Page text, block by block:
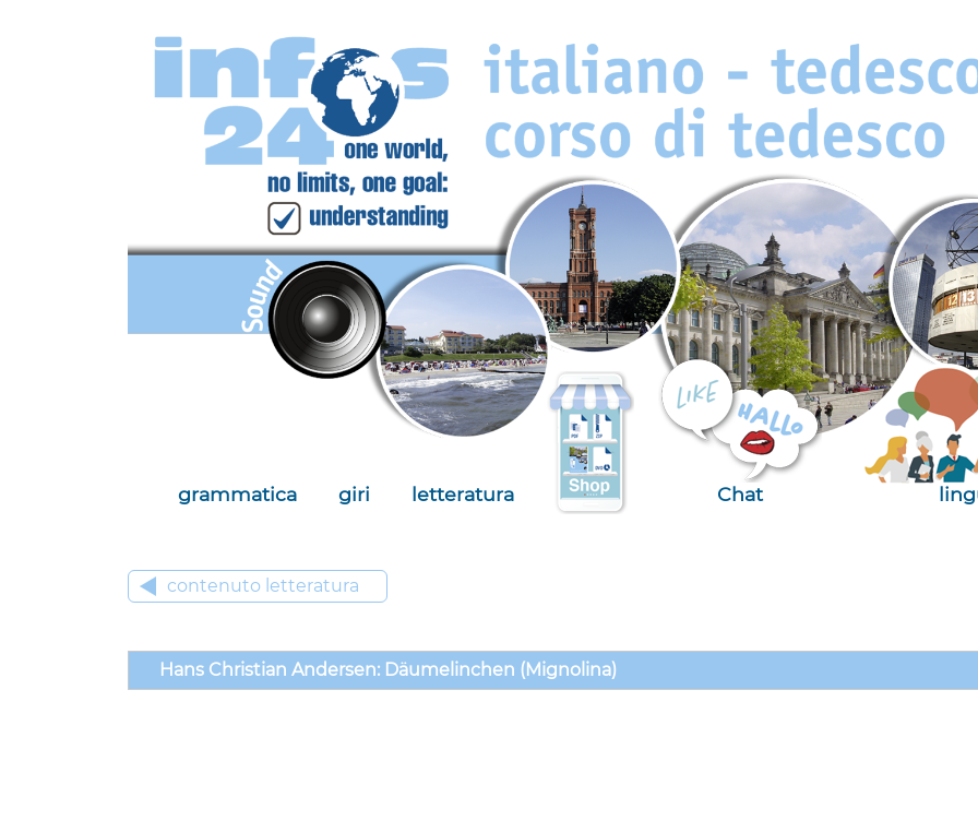
grammatica giri letteratura Chat
contenuto letteratura
Hans Christian Andersen: Däumelinchen (Mignolina)